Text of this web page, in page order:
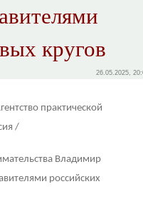
кругов
26.05.2025,
практической
/
Владимир
российских